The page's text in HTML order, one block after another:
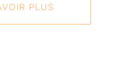
PLUS